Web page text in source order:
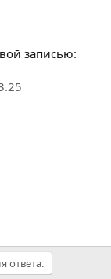
записью:
ответа.